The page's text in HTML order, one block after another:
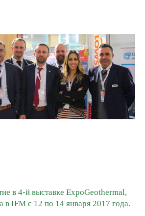
в 4-й выставке ExpoGeothermal,
в IFM с 12 по 14 января 2017 года.